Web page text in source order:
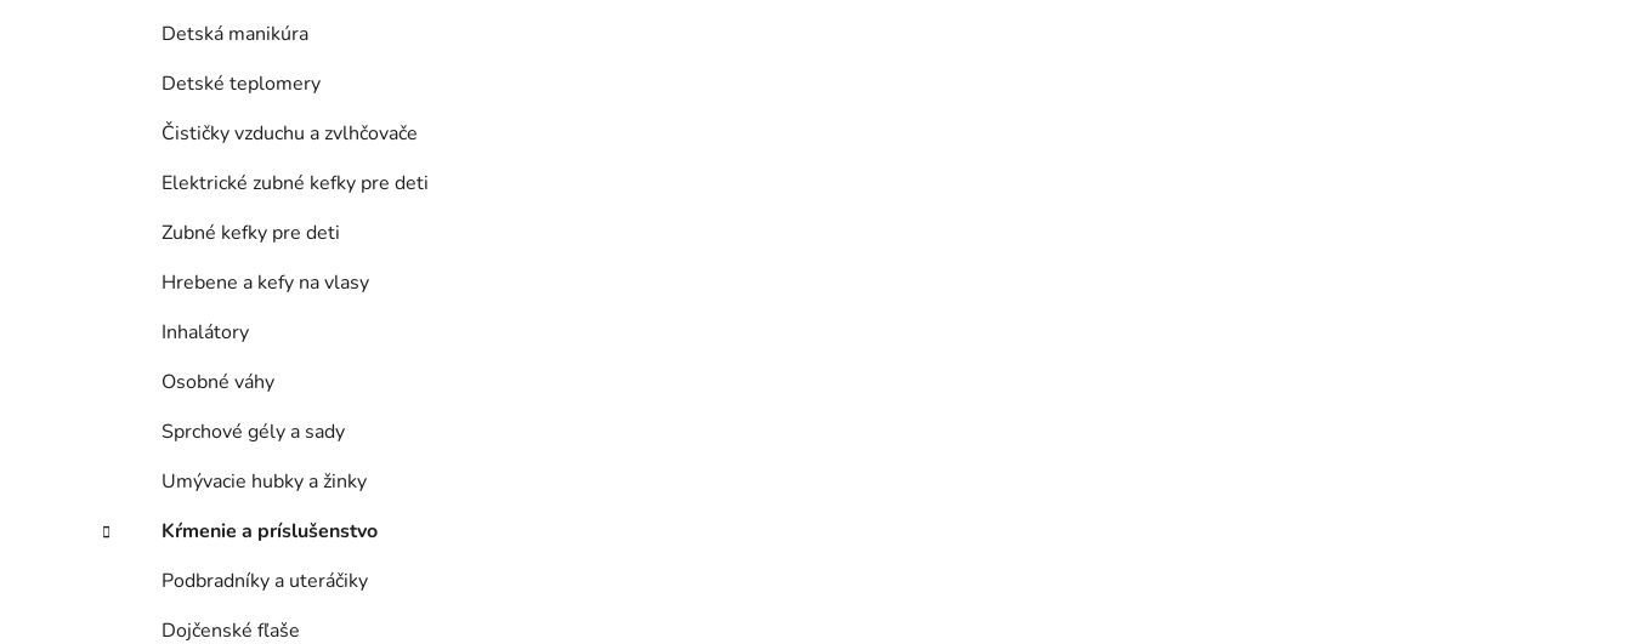
Detská manikúra
Detské teplomery
Čističky vzduchu a zvlhčovače
Elektrické zubné kefky pre deti
Zubné kefky pre deti
Hrebene a kefy na vlasy
Inhalátory
Osobné váhy
Sprchové gély a sady
Umývacie hubky a žinky
Kŕmenie a príslušenstvo
Podbradníky a uteráčiky
Dojčenské fľaše